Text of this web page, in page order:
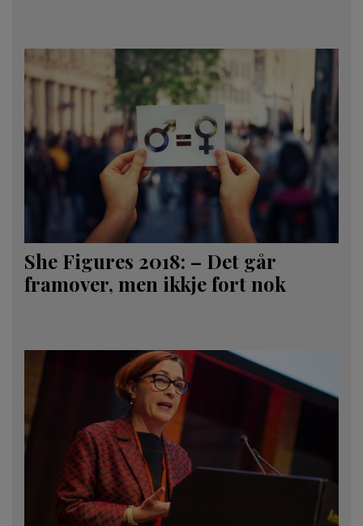
She Figures 2018: – Det går
framover, men ikkje fort nok